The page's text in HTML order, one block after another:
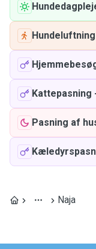
Hundeluftning
Kattepasning
Pasning af
Naja